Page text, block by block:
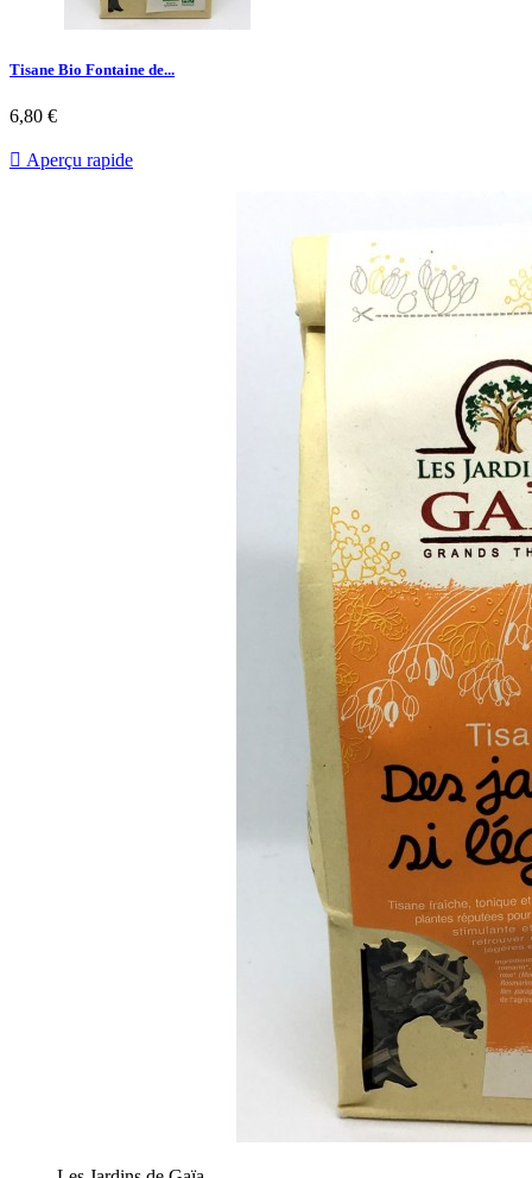
Tisane Bio Fontaine de...
6,80 €
 Aperçu rapide